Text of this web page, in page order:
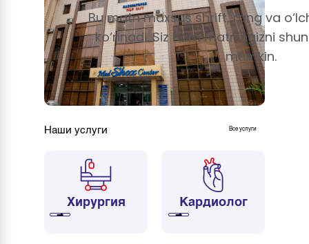
Кардиолог
➔
заботимся о вашем
здоровье
24/7
многопрофильных
методов лечения
57+
Хирургия
➔
существует более 15 лет. Это одно из
первых негосударственных медицинских
учреждений в стране. За это время мы
успели снискать доверие населения не
только в стране, но и за её пределами.
Наши услуги Все услуги
Bu matn maxsus shrift, rang va
ko‘rinadi. Siz ham matningizni
mumkin.